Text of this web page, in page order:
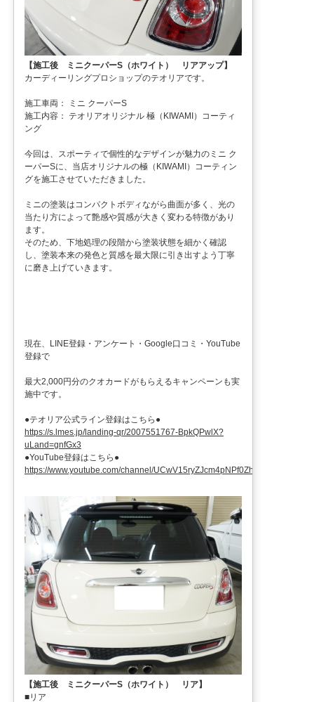
【施工後 ミニクーパーS（ホワイト） リアアップ】
カーディーリングプロショップのテオリアです。
施工車両： ミニ クーパーS
施工内容： テオリアオリジナル 極（KIWAMI）コーティ
ング
今回は、スポーティで個性的なデザインが魅力のミニ ク
ーパーSに、当店オリジナルの極（KIWAMI）コーティン
グを施工させていただきました。
ミニの塗装はコンパクトボディながら曲面が多く、光の
当たり方によって艶感や質感が大きく変わる特徴があり
ます。
そのため、下地処理の段階から塗装状態を細かく確認
し、塗装本来の発色と質感を最大限に引き出すよう丁寧
に磨き上げていきます。
現在、LINE登録・アンケート・Google口コミ・YouTube
登録で
最大2,000円分のクオカードがもらえるキャンペーンも実
施中です。
●テオリア公式ライン登録はこちら●
https://s.lmes.jp/landing-qr/2007551767-BpkQPwlX?
uLand=gnfGx3
●YouTube登録はこちら●
https://www.youtube.com/channel/UCwV15ryZJcm4pNPf0ZhXu9g
【施工後 ミニクーパーS（ホワイト） リア】
■リア